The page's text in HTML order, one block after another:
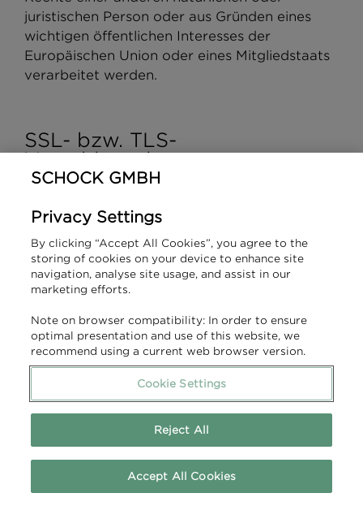
juristischen Person oder aus Gründen eines
wichtigen öffentlichen Interesses der
Europäischen Union oder eines Mitgliedstaats
verarbeitet werden.
SSL- bzw. TLS-
Verschlüsselung
zum Schutz der Übertragung vertraulicher
Inhalte, wie zum Beispiel Bestellungen oder
Anfragen, die Sie an uns als Seitenbetreiber
senden, eine SSL- bzw. TLS- Verschlüsselung.
Eine verschlüsselte Verbindung erkennen Sie
daran, dass die Adresszeile des Browsers von
„http://“ auf „https://“ wechselt und an dem
Schloss-Symbol in Ihrer Browserzeile.
Wenn die SSL- bzw. TLS-Verschlüsselung
aktiviert ist, können die Daten, die Sie an uns
übermitteln, nicht von Dritten mitgelesen
werden.
SCHOCK GMBH
Privacy Settings
By clicking “Accept All Cookies”, you agree to the
storing of cookies on your device to enhance site
navigation, analyse site usage, and assist in our
marketing efforts.
Note on browser compatibility: In order to ensure
optimal presentation and use of this website, we
recommend using a current web browser version.
Cookie Settings
Reject All
Accept All Cookies